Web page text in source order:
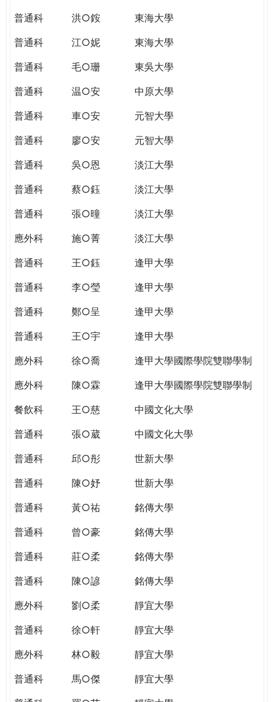
普通科
洪○銨
東海大學
普通科
江○妮
東海大學
普通科
毛○珊
東吳大學
普通科
温○安
中原大學
普通科
車○安
元智大學
普通科
廖○安
元智大學
普通科
吳○恩
淡江大學
普通科
蔡○鈺
淡江大學
普通科
張○曈
淡江大學
應外科
施○菁
淡江大學
普通科
王○鈺
逢甲大學
普通科
李○瑩
逢甲大學
普通科
鄭○呈
逢甲大學
普通科
王○宇
逢甲大學
應外科
徐○喬
逢甲大學國際學院雙聯學制
應外科
陳○霖
逢甲大學國際學院雙聯學制
餐飲科
王○慈
中國文化大學
普通科
張○葳
中國文化大學
普通科
邱○彤
世新大學
普通科
陳○妤
世新大學
普通科
黃○祐
銘傳大學
普通科
曾○豪
銘傳大學
普通科
莊○柔
銘傳大學
普通科
陳○諺
銘傳大學
應外科
劉○柔
靜宜大學
普通科
徐○軒
靜宜大學
應外科
林○毅
靜宜大學
普通科
馬○傑
靜宜大學